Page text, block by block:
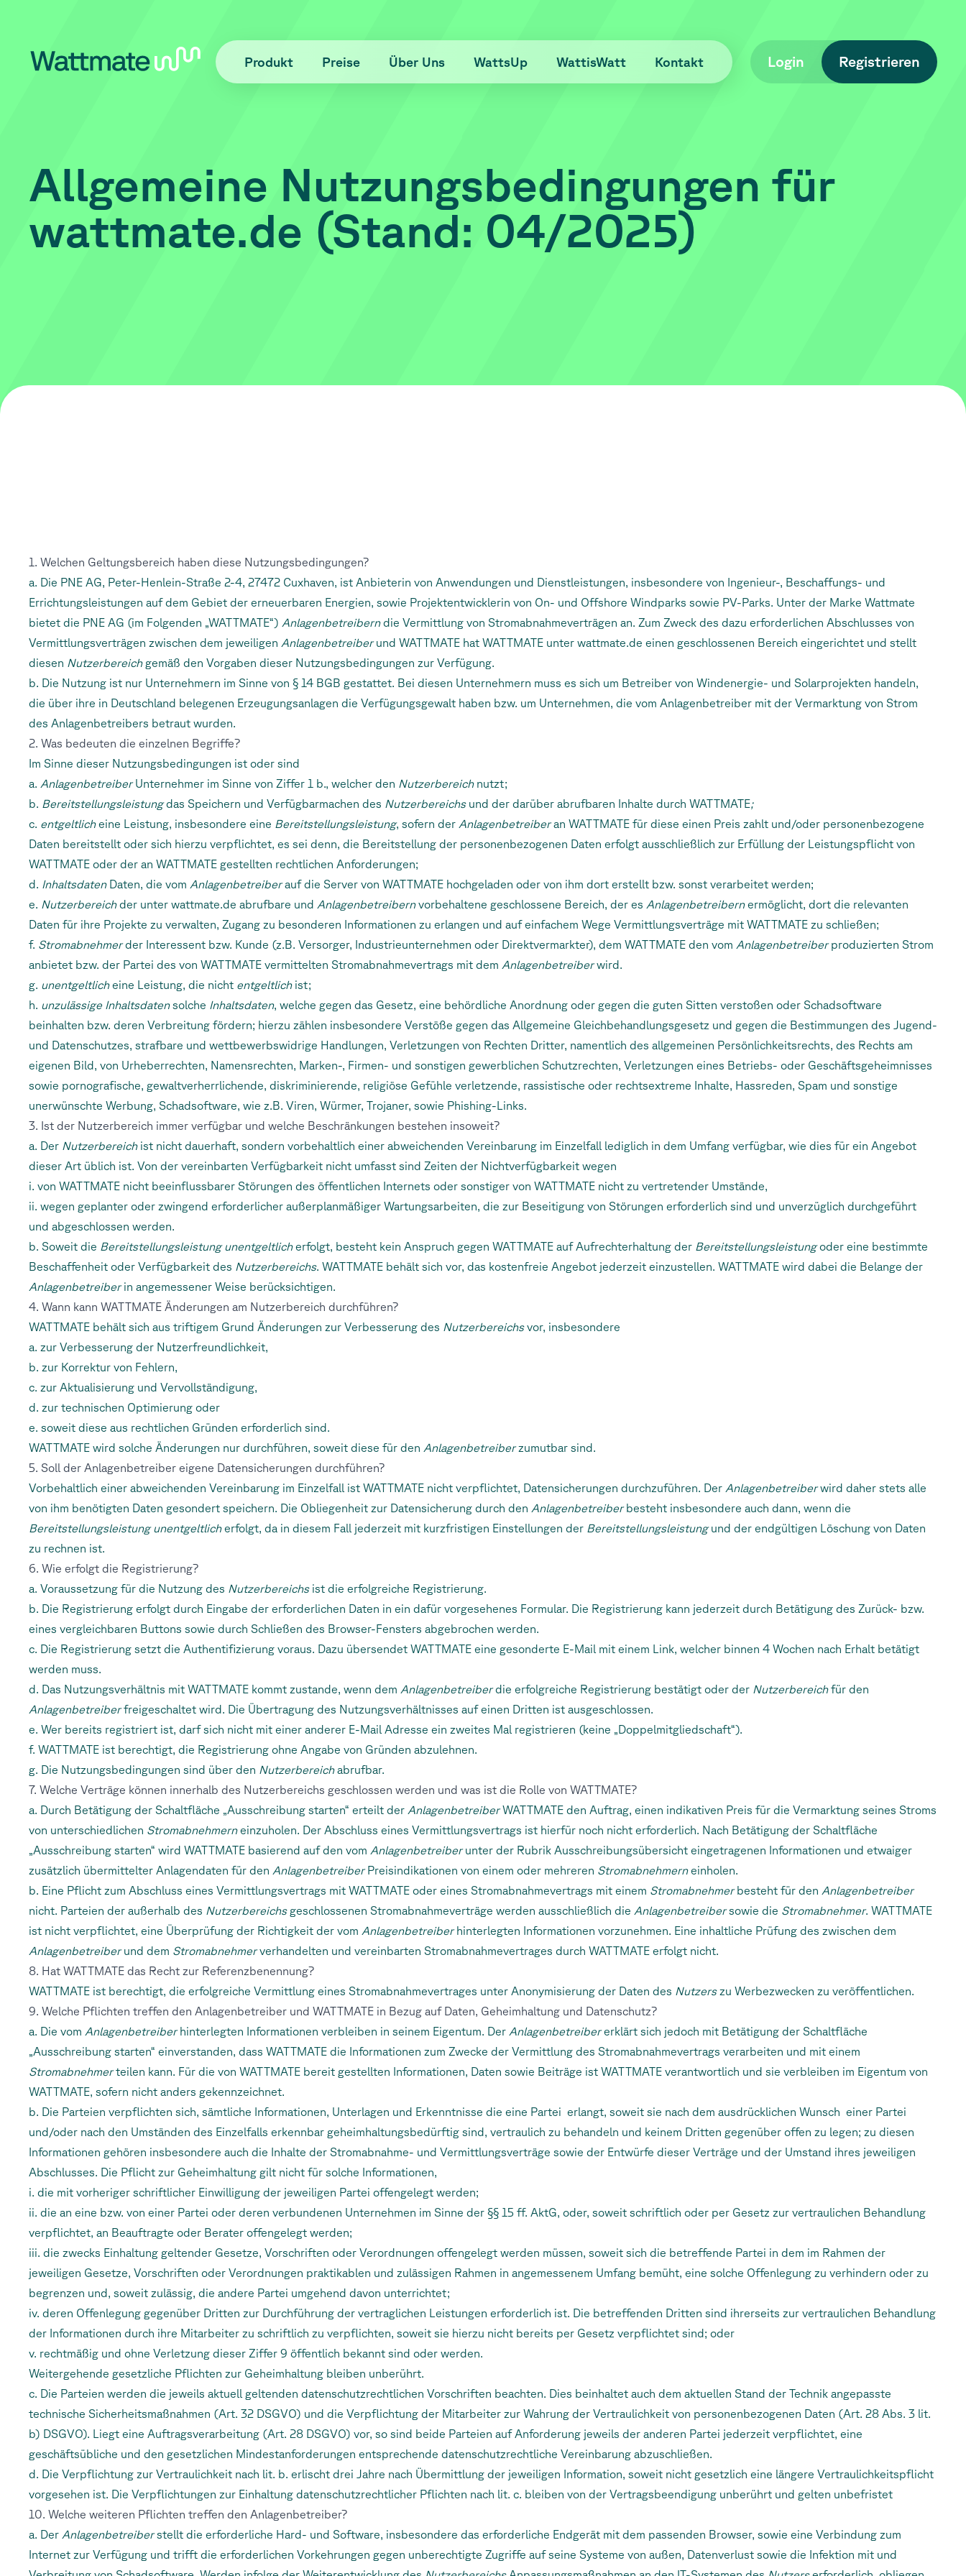
Produkt Preise Über Uns WattsUp WattisWatt Kontakt Login Registrieren
Allgemeine Nutzungsbedingungen für
wattmate.de (Stand: 04/2025)
1. Welchen Geltungsbereich haben diese Nutzungsbedingungen?
a. Die PNE AG, Peter-Henlein-Straße 2-4, 27472 Cuxhaven, ist Anbieterin von Anwendungen und Dienstleistungen, insbesondere von Ingenieur-, Beschaffungs- und
Errichtungsleistungen auf dem Gebiet der erneuerbaren Energien, sowie Projektentwicklerin von On- und Offshore Windparks sowie PV-Parks. Unter der Marke Wattmate
bietet die PNE AG (im Folgenden „WATTMATE“) Anlagenbetreiberndie Vermittlung von Stromabnahmeverträgen an. Zum Zweck des dazu erforderlichen Abschlusses von
Vermittlungsverträgen zwischen dem jeweiligen Anlagenbetreiberund WATTMATE hat WATTMATE unter wattmate.de einen geschlossenen Bereich eingerichtet und stellt
diesen Nutzerbereichgemäß den Vorgaben dieser Nutzungsbedingungen zur Verfügung.
b. Die Nutzung ist nur Unternehmern im Sinne von § 14 BGB gestattet. Bei diesen Unternehmern muss es sich um Betreiber von Windenergie- und Solarprojekten handeln,
die über ihre in Deutschland belegenen Erzeugungsanlagen die Verfügungsgewalt haben bzw. um Unternehmen, die vom Anlagenbetreiber mit der Vermarktung von Strom
des Anlagenbetreibers betraut wurden.
2. Was bedeuten die einzelnen Begriffe?
Im Sinne dieser Nutzungsbedingungen ist oder sind
a. AnlagenbetreiberUnternehmer im Sinne von Ziffer 1 b., welcher den Nutzerbereichnutzt;
b. Bereitstellungsleistungdas Speichern und Verfügbarmachen des Nutzerbereichsund der darüber abrufbaren Inhalte durch WATTMATE;
c. entgeltlicheine Leistung, insbesondere eine Bereitstellungsleistung, sofern der Anlagenbetreiberan WATTMATE für diese einen Preis zahlt und/oder personenbezogene
Daten bereitstellt oder sich hierzu verpflichtet, es sei denn, die Bereitstellung der personenbezogenen Daten erfolgt ausschließlich zur Erfüllung der Leistungspflicht von
WATTMATE oder der an WATTMATE gestellten rechtlichen Anforderungen;
d. InhaltsdatenDaten, die vom Anlagenbetreiberauf die Server von WATTMATE hochgeladen oder von ihm dort erstellt bzw. sonst verarbeitet werden;
e. Nutzerbereichder unter wattmate.de abrufbare und Anlagenbetreibernvorbehaltene geschlossene Bereich, der es Anlagenbetreibernermöglicht, dort die relevanten
Daten für ihre Projekte zu verwalten, Zugang zu besonderen Informationen zu erlangen und auf einfachem Wege Vermittlungsverträge mit WATTMATE zu schließen;
f. Stromabnehmerder Interessent bzw. Kunde (z.B. Versorger, Industrieunternehmen oder Direktvermarkter), dem WATTMATE den vom Anlagenbetreiberproduzierten Strom
anbietet bzw. der Partei des von WATTMATE vermittelten Stromabnahmevertrags mit dem Anlagenbetreiberwird.
g. unentgeltlicheine Leistung, die nicht entgeltlich ist;
h. unzulässige Inhaltsdatensolche Inhaltsdaten, welche gegen das Gesetz, eine behördliche Anordnung oder gegen die guten Sitten verstoßen oder Schadsoftware
beinhalten bzw. deren Verbreitung fördern; hierzu zählen insbesondere Verstöße gegen das Allgemeine Gleichbehandlungsgesetz und gegen die Bestimmungen des Jugend-
und Datenschutzes, strafbare und wettbewerbswidrige Handlungen, Verletzungen von Rechten Dritter, namentlich des allgemeinen Persönlichkeitsrechts, des Rechts am
eigenen Bild, von Urheberrechten, Namensrechten, Marken-, Firmen- und sonstigen gewerblichen Schutzrechten, Verletzungen eines Betriebs- oder Geschäftsgeheimnisses
sowie pornografische, gewaltverherrlichende, diskriminierende, religiöse Gefühle verletzende, rassistische oder rechtsextreme Inhalte, Hassreden, Spam und sonstige
unerwünschte Werbung, Schadsoftware, wie z.B. Viren, Würmer, Trojaner, sowie Phishing-Links.
3. Ist der Nutzerbereich immer verfügbar und welche Beschränkungen bestehen insoweit?
a. Der Nutzerbereichist nicht dauerhaft, sondern vorbehaltlich einer abweichenden Vereinbarung im Einzelfall lediglich in dem Umfang verfügbar, wie dies für ein Angebot
dieser Art üblich ist. Von der vereinbarten Verfügbarkeit nicht umfasst sind Zeiten der Nichtverfügbarkeit wegen
i. von WATTMATE nicht beeinflussbarer Störungen des öffentlichen Internets oder sonstiger von WATTMATE nicht zu vertretender Umstände,
ii. wegen geplanter oder zwingend erforderlicher außerplanmäßiger Wartungsarbeiten, die zur Beseitigung von Störungen erforderlich sind und unverzüglich durchgeführt
und abgeschlossen werden.
b. Soweit die Bereitstellungsleistung unentgeltlicherfolgt, besteht kein Anspruch gegen WATTMATE auf Aufrechterhaltung der Bereitstellungsleistungoder eine bestimmte
Beschaffenheit oder Verfügbarkeit des Nutzerbereichs. WATTMATE behält sich vor, das kostenfreie Angebot jederzeit einzustellen. WATTMATE wird dabei die Belange der
Anlagenbetreiberin angemessener Weise berücksichtigen.
4. Wann kann WATTMATE Änderungen am Nutzerbereich durchführen?
WATTMATE behält sich aus triftigem Grund Änderungen zur Verbesserung des Nutzerbereichsvor, insbesondere
a. zur Verbesserung der Nutzerfreundlichkeit,
b. zur Korrektur von Fehlern,
c. zur Aktualisierung und Vervollständigung,
d. zur technischen Optimierung oder
e. soweit diese aus rechtlichen Gründen erforderlich sind.
WATTMATE wird solche Änderungen nur durchführen, soweit diese für den Anlagenbetreiberzumutbar sind.
5. Soll der Anlagenbetreiber eigene Datensicherungen durchführen?
Vorbehaltlich einer abweichenden Vereinbarung im Einzelfall ist WATTMATE nicht verpflichtet, Datensicherungen durchzuführen. Der Anlagenbetreiberwird daher stets alle
von ihm benötigten Daten gesondert speichern. Die Obliegenheit zur Datensicherung durch den Anlagenbetreiberbesteht insbesondere auch dann, wenn die
Bereitstellungsleistung unentgeltlicherfolgt, da in diesem Fall jederzeit mit kurzfristigen Einstellungen der Bereitstellungsleistungund der endgültigen Löschung von Daten
zu rechnen ist.
6. Wie erfolgt die Registrierung?
a. Voraussetzung für die Nutzung des Nutzerbereichsist die erfolgreiche Registrierung.
b. Die Registrierung erfolgt durch Eingabe der erforderlichen Daten in ein dafür vorgesehenes Formular. Die Registrierung kann jederzeit durch Betätigung des Zurück- bzw.
eines vergleichbaren Buttons sowie durch Schließen des Browser-Fensters abgebrochen werden.
c. Die Registrierung setzt die Authentifizierung voraus. Dazu übersendet WATTMATE eine gesonderte E-Mail mit einem Link, welcher binnen 4 Wochen nach Erhalt betätigt
werden muss.
d. Das Nutzungsverhältnis mit WATTMATE kommt zustande, wenn dem Anlagenbetreiberdie erfolgreiche Registrierung bestätigt oder der Nutzerbereichfür den
Anlagenbetreiberfreigeschaltet wird. Die Übertragung des Nutzungsverhältnisses auf einen Dritten ist ausgeschlossen.
e. Wer bereits registriert ist, darf sich nicht mit einer anderer E-Mail Adresse ein zweites Mal registrieren (keine „Doppelmitgliedschaft“).
f. WATTMATE ist berechtigt, die Registrierung ohne Angabe von Gründen abzulehnen.
g. Die Nutzungsbedingungen sind über den Nutzerbereichabrufbar.
7. Welche Verträge können innerhalb des Nutzerbereichs geschlossen werden und was ist die Rolle von WATTMATE?
a. Durch Betätigung der Schaltfläche „Ausschreibung starten“ erteilt der AnlagenbetreiberWATTMATE den Auftrag, einen indikativen Preis für die Vermarktung seines Stroms
von unterschiedlichen Stromabnehmerneinzuholen. Der Abschluss eines Vermittlungsvertrags ist hierfür noch nicht erforderlich. Nach Betätigung der Schaltfläche
„Ausschreibung starten“ wird WATTMATE basierend auf den vom Anlagenbetreiberunter der Rubrik Ausschreibungsübersicht eingetragenen Informationen und etwaiger
zusätzlich übermittelter Anlagendaten für den AnlagenbetreiberPreisindikationen von einem oder mehreren Stromabnehmerneinholen.
b. Eine Pflicht zum Abschluss eines Vermittlungsvertrags mit WATTMATE oder eines Stromabnahmevertrags mit einem Stromabnehmerbesteht für den Anlagenbetreiber
nicht. Parteien der außerhalb des Nutzerbereichsgeschlossenen Stromabnahmeverträge werden ausschließlich die Anlagenbetreibersowie die Stromabnehmer. WATTMATE
ist nicht verpflichtet, eine Überprüfung der Richtigkeit der vom Anlagenbetreiberhinterlegten Informationen vorzunehmen. Eine inhaltliche Prüfung des zwischen dem
Anlagenbetreiberund dem Stromabnehmerverhandelten und vereinbarten Stromabnahmevertrages durch WATTMATE erfolgt nicht.
8. Hat WATTMATE das Recht zur Referenzbenennung?
WATTMATE ist berechtigt, die erfolgreiche Vermittlung eines Stromabnahmevertrages unter Anonymisierung der Daten des Nutzerszu Werbezwecken zu veröffentlichen.
9. Welche Pflichten treffen den Anlagenbetreiber und WATTMATE in Bezug auf Daten, Geheimhaltung und Datenschutz?
a. Die vom Anlagenbetreiberhinterlegten Informationen verbleiben in seinem Eigentum. Der Anlagenbetreibererklärt sich jedoch mit Betätigung der Schaltfläche
„Ausschreibung starten“ einverstanden, dass WATTMATE die Informationen zum Zwecke der Vermittlung des Stromabnahmevertrags verarbeiten und mit einem
Stromabnehmerteilen kann. Für die von WATTMATE bereit gestellten Informationen, Daten sowie Beiträge ist WATTMATE verantwortlich und sie verbleiben im Eigentum von
WATTMATE, sofern nicht anders gekennzeichnet.
b. Die Parteien verpflichten sich, sämtliche Informationen, Unterlagen und Erkenntnisse die eine Partei erlangt, soweit sie nach dem ausdrücklichen Wunsch einer Partei
und/oder nach den Umständen des Einzelfalls erkennbar geheimhaltungsbedürftig sind, vertraulich zu behandeln und keinem Dritten gegenüber offen zu legen; zu diesen
Informationen gehören insbesondere auch die Inhalte der Stromabnahme- und Vermittlungsverträge sowie der Entwürfe dieser Verträge und der Umstand ihres jeweiligen
Abschlusses. Die Pflicht zur Geheimhaltung gilt nicht für solche Informationen,
i. die mit vorheriger schriftlicher Einwilligung der jeweiligen Partei offengelegt werden;
ii. die an eine bzw. von einer Partei oder deren verbundenen Unternehmen im Sinne der §§ 15 ff. AktG, oder, soweit schriftlich oder per Gesetz zur vertraulichen Behandlung
verpflichtet, an Beauftragte oder Berater offengelegt werden;
iii. die zwecks Einhaltung geltender Gesetze, Vorschriften oder Verordnungen offengelegt werden müssen, soweit sich die betreffende Partei in dem im Rahmen der
jeweiligen Gesetze, Vorschriften oder Verordnungen praktikablen und zulässigen Rahmen in angemessenem Umfang bemüht, eine solche Offenlegung zu verhindern oder zu
begrenzen und, soweit zulässig, die andere Partei umgehend davon unterrichtet;
iv. deren Offenlegung gegenüber Dritten zur Durchführung der vertraglichen Leistungen erforderlich ist. Die betreffenden Dritten sind ihrerseits zur vertraulichen Behandlung
der Informationen durch ihre Mitarbeiter zu schriftlich zu verpflichten, soweit sie hierzu nicht bereits per Gesetz verpflichtet sind; oder
v. rechtmäßig und ohne Verletzung dieser Ziffer 9 öffentlich bekannt sind oder werden.
Weitergehende gesetzliche Pflichten zur Geheimhaltung bleiben unberührt.
c. Die Parteien werden die jeweils aktuell geltenden datenschutzrechtlichen Vorschriften beachten. Dies beinhaltet auch dem aktuellen Stand der Technik angepasste
technische Sicherheitsmaßnahmen (Art. 32 DSGVO) und die Verpflichtung der Mitarbeiter zur Wahrung der Vertraulichkeit von personenbezogenen Daten (Art. 28 Abs. 3 lit.
b) DSGVO). Liegt eine Auftragsverarbeitung (Art. 28 DSGVO) vor, so sind beide Parteien auf Anforderung jeweils der anderen Partei jederzeit verpflichtet, eine
geschäftsübliche und den gesetzlichen Mindestanforderungen entsprechende datenschutzrechtliche Vereinbarung abzuschließen.
d. Die Verpflichtung zur Vertraulichkeit nach lit. b. erlischt drei Jahre nach Übermittlung der jeweiligen Information, soweit nicht gesetzlich eine längere Vertraulichkeitspflicht
vorgesehen ist. Die Verpflichtungen zur Einhaltung datenschutzrechtlicher Pflichten nach lit. c. bleiben von der Vertragsbeendigung unberührt und gelten unbefristet
10. Welche weiteren Pflichten treffen den Anlagenbetreiber?
a. Der Anlagenbetreiberstellt die erforderliche Hard- und Software, insbesondere das erforderliche Endgerät mit dem passenden Browser, sowie eine Verbindung zum
Internet zur Verfügung und trifft die erforderlichen Vorkehrungen gegen unberechtigte Zugriffe auf seine Systeme von außen, Datenverlust sowie die Infektion mit und